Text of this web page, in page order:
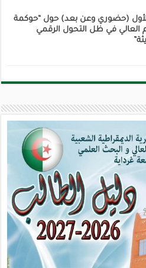
(حضوري وعن بعد) حول “حوكمة
في ظل التحول الرقمي